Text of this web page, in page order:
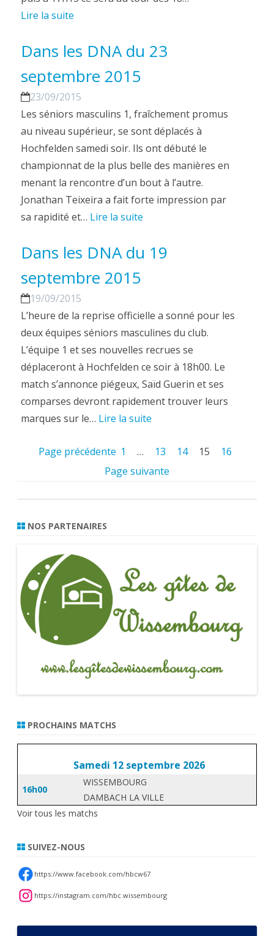
Lire la suite
Dans les DNA du 23
septembre 2015
23/09/2015
Les séniors masculins 1, fraîchement promus
au niveau supérieur, se sont déplacés à
Hochfelden samedi soir. Ils ont débuté le
championnat de la plus belle des manières en
menant la rencontre d’un bout à l’autre.
Jonathan Teixeira a fait forte impression par
sa rapidité et… Lire la suite
Dans les DNA du 19
septembre 2015
19/09/2015
L’heure de la reprise officielle a sonné pour les
deux équipes séniors masculines du club.
L’équipe 1 et ses nouvelles recrues se
déplaceront à Hochfelden ce soir à 18h00. Le
match s’annonce piégeux, Saïd Guerin et ses
comparses devront rapidement trouver leurs
marques sur le… Lire la suite
Page précédente 1 … 13 14 15
16
Page suivante
NOS PARTENAIRES
PROCHAINS MATCHS
Samedi 12 septembre 2026
16h00
WISSEMBOURG
DAMBACH LA VILLE
Voir tous les matchs
SUIVEZ-NOUS
https://www.facebook.com/hbcw67
https://instagram.com/hbc.wissembourg